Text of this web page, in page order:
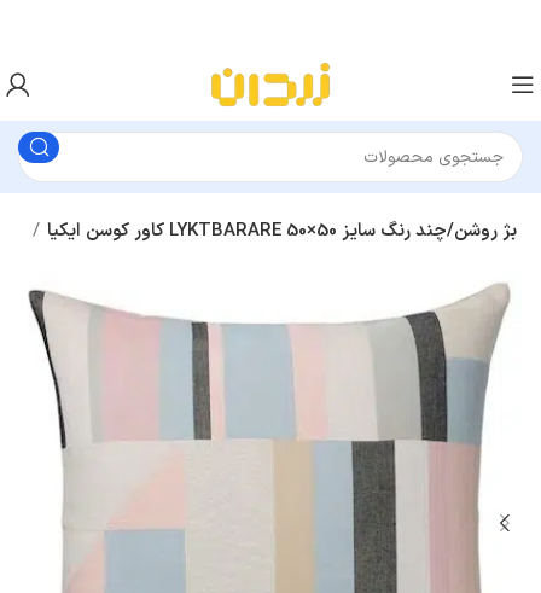
کاور کوسن ایکیا LYKTBARARE بژ روشن/چند رنگ سایز 50×50